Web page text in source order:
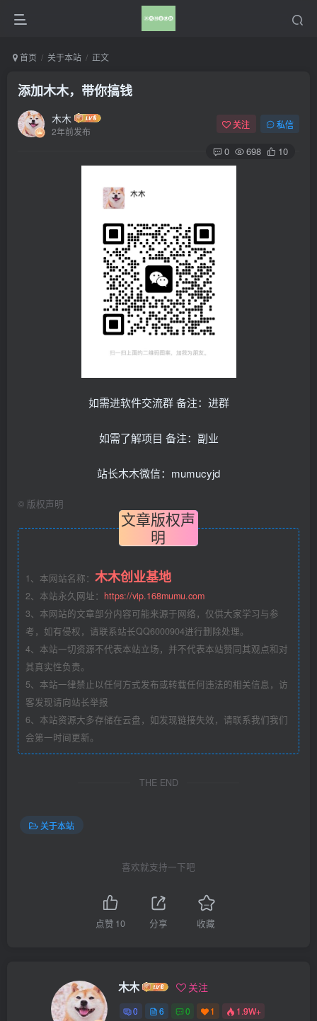
首页 关于本站 正文
添加木木，带你搞钱
木木
2年前发布
关注 私信
0 698 10
如需进软件交流群 备注：进群
如需了解项目 备注：副业
站长木木微信：mumucyjd
© 版权声明
文章版权声
明
1、本网站名称： 木木创业基地
2、本站永久网址： https://vip.168mumu.com
3、本网站的文章部分内容可能来源于网络，仅供大家学习与参
考，如有侵权，请联系站长QQ6000904进行删除处理。
4、本站一切资源不代表本站立场，并不代表本站赞同其观点和对
其真实性负责。
5、本站一律禁止以任何方式发布或转载任何违法的相关信息，访
客发现请向站长举报
6、本站资源大多存储在云盘，如发现链接失效，请联系我们我们
会第一时间更新。
THE END
关于本站
喜欢就支持一下吧
点赞 10 分享 收藏
木木 关注
0 6 0 1 1.9W+